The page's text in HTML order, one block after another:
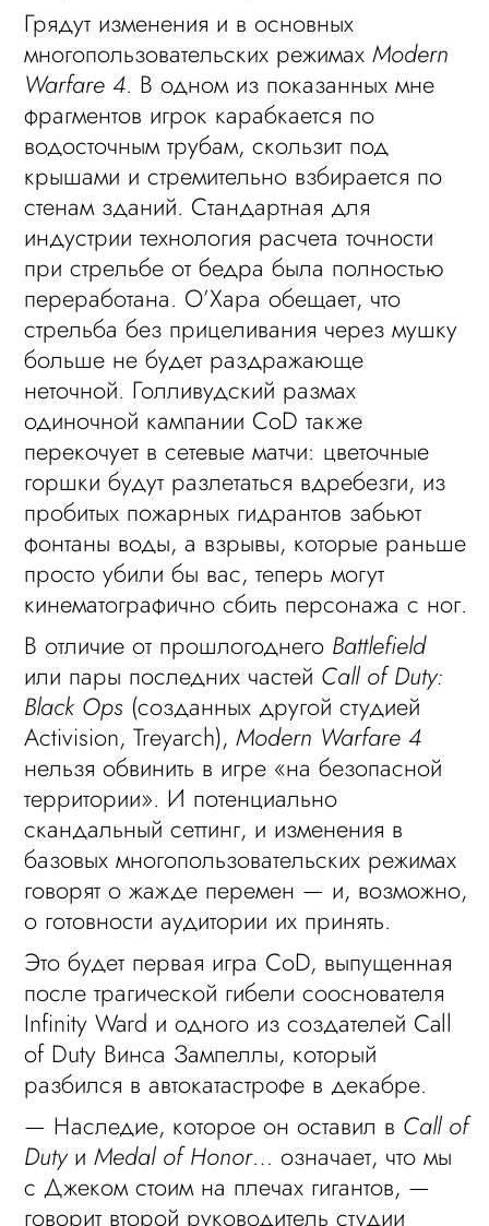
Грядут изменения и в основных
многопользовательских режимахModern
Warfare 4. В одном из показанных мне
фрагментов игрок карабкается по
водосточным трубам, скользит под
крышами и стремительно взбирается по
стенам зданий. Стандартная для
индустрии технология расчета точности
при стрельбе от бедра была полностью
переработана. О’Хара обещает, что
стрельба без прицеливания через мушку
больше не будет раздражающе
неточной. Голливудский размах
одиночной кампании CoD также
перекочует в сетевые матчи: цветочные
горшки будут разлетаться вдребезги, из
пробитых пожарных гидрантов забьют
фонтаны воды, а взрывы, которые раньше
просто убили бы вас, теперь могут
кинематографично сбить персонажа с ног.
В отличие от прошлогоднего Battlefield
или пары последних частей Call of Duty:
Black Ops (созданных другой студией
Activision, Treyarch),Modern Warfare 4
нельзя обвинить в игре «на безопасной
территории». И потенциально
скандальный сеттинг, и изменения в
базовых многопользовательских режимах
говорят о жажде перемен — и, возможно,
о готовности аудитории их принять.
Это будет первая игра CoD, выпущенная
после трагической гибели сооснователя
Infinity Ward и одного из создателей Call
of Duty Винса Зампеллы, который
разбился в автокатастрофе в декабре.
— Наследие, которое он оставил в Call of
DutyиMedal of Honor… означает, что мы
с Джеком стоим на плечах гигантов, —
говорит второй руководитель студии